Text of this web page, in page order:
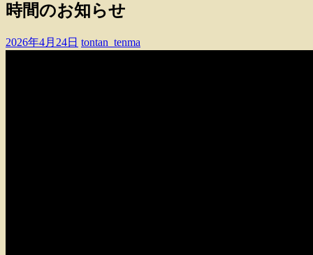
時間のお知らせ
2026年4月24日 tontan_tenma